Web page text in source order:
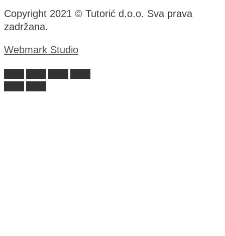
Copyright 2021 © Tutorić d.o.o. Sva prava
zadržana.
Webmark Studio